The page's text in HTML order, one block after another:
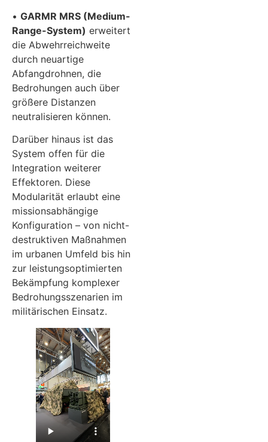
• GARMR MRS (Medium-
Range-System) erweitert
die Abwehrreichweite
durch neuartige
Abfangdrohnen, die
Bedrohungen auch über
größere Distanzen
neutralisieren können.
Darüber hinaus ist das
System offen für die
Integration weiterer
Effektoren. Diese
Modularität erlaubt eine
missionsabhängige
Konfiguration – von nicht-
destruktiven Maßnahmen
im urbanen Umfeld bis hin
zur leistungsoptimierten
Bekämpfung komplexer
Bedrohungsszenarien im
militärischen Einsatz.